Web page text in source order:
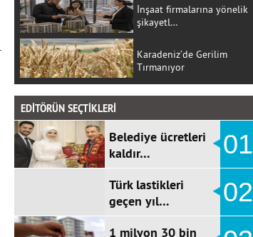
İnşaat firmalarına yönelik
şikayetl…
Karadeniz’de Gerilim
Tırmanıyor
EDİTÖRÜN SEÇTİKLERİ
Belediye ücretleri
kaldır…
01
Türk lastikleri
geçen yıl…
02
1 milyon 30 bin